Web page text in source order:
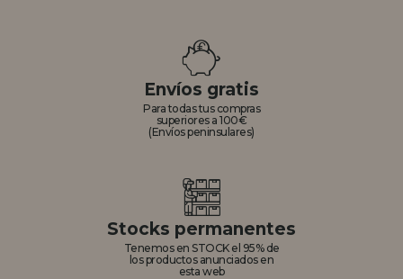
Envíos gratis
Para todas tus compras
superiores a 100€
(Envíos peninsulares)
Stocks permanentes
Tenemos en STOCK el 95% de
los productos anunciados en
esta web